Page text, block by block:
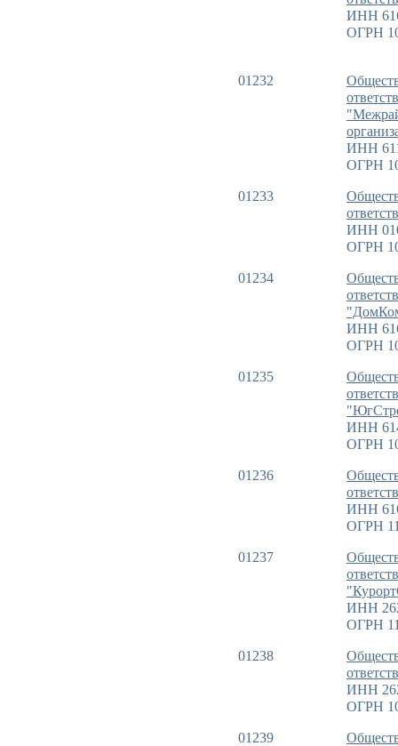
ИНН
ОГРН
01232
ИНН
ОГРН
01233
ИНН
ОГРН
01234
ИНН
ОГРН
01235
ИНН
ОГРН
01236
ИНН
ОГРН
01237
ИНН
ОГРН
01238
ИНН
ОГРН
01239